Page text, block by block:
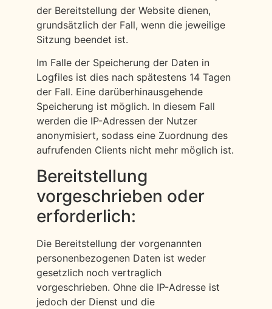
der Bereitstellung der Website dienen,
grundsätzlich der Fall, wenn die jeweilige
Sitzung beendet ist.
Im Falle der Speicherung der Daten in
Logfiles ist dies nach spätestens 14 Tagen
der Fall. Eine darüberhinausgehende
Speicherung ist möglich. In diesem Fall
werden die IP-Adressen der Nutzer
anonymisiert, sodass eine Zuordnung des
aufrufenden Clients nicht mehr möglich ist.
Bereitstellung
vorgeschrieben oder
erforderlich:
Die Bereitstellung der vorgenannten
personenbezogenen Daten ist weder
gesetzlich noch vertraglich
vorgeschrieben. Ohne die IP-Adresse ist
jedoch der Dienst und die